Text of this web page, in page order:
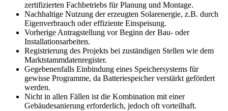
zertifizierten Fachbetriebs für Planung und Montage.
Nachhaltige Nutzung der erzeugten Solarenergie, z.B. durch
Eigenverbrauch oder effiziente Einspeisung.
Vorherige Antragstellung vor Beginn der Bau- oder
Installationsarbeiten.
Registrierung des Projekts bei zuständigen Stellen wie dem
Marktstammdatenregister.
Gegebenenfalls Einbindung eines Speichersystems für
gewisse Programme, da Batteriespeicher verstärkt gefördert
werden.
Nicht in allen Fällen ist die Kombination mit einer
Gebäudesanierung erforderlich, jedoch oft vorteilhaft.